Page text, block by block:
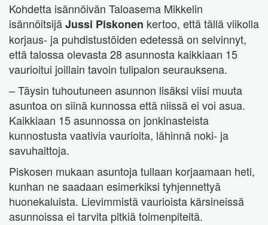
Kohdetta isännöivän Taloasema Mikkelin
isännöitsijäJussi Piskonen kertoo, että tällä viikolla
korjaus- ja puhdistustöiden edetessä on selvinnyt,
että talossa olevasta 28 asunnosta kaikkiaan 15
vaurioitui joillain tavoin tulipalon seurauksena.
– Täysin tuhoutuneen asunnon lisäksi viisi muuta
asuntoa on siinä kunnossa että niissä ei voi asua.
Kaikkiaan 15 asunnossa on jonkinasteista
kunnostusta vaativia vaurioita, lähinnä noki- ja
savuhaittoja.
Piskosen mukaan asuntoja tullaan korjaamaan heti,
kunhan ne saadaan esimerkiksi tyhjennettyä
huonekaluista. Lievimmistä vaurioista kärsineissä
asunnoissa ei tarvita pitkiä toimenpiteitä.